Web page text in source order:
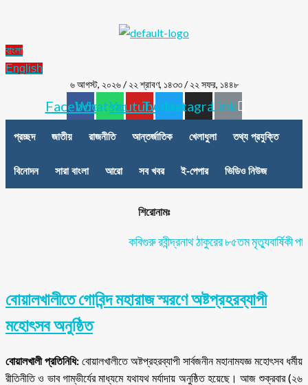
বাংলা
English
৬ আগস্ট, ২০২৬/২২ শ্রাবণ, ১৪৩৩/২২ সফর, ১৪৪৮
Facebook
Whatsapp
YoutubeTwitterInstagramLink
প্রচ্ছদ জাতীয় রাজনীতি আন্তর্জাতিক খেলাধুলা তথ্য প্রযুক্তি
বিনোদন সারা বাংলা আরো সব খবর ই-পেপার ভিডিও নিউজ
শিরোনামঃ
কবিগুরু রবীন্দ্রনাথ ঠাকুরের ৮৫তম মৃত্যুবার্ষিকী পালিত
বোয়ালখালীতে গোবিন্দ মহারাজ স্মরণে অষ্টপ্রহরব্যাপী
মহোৎসব অনুষ্ঠিত
বোয়ালখালী প্রতিনিধি: বোয়ালখালীতে অষ্টপ্রহরব্যাপী সার্বজনীন মহানামযজ্ঞ মহোৎসব ধর্মীয়
রীতিনীতি ও ভাব গাম্ভীর্যের মাধ্যমে যথাযথ মর্যাদায় অনুষ্ঠিত হয়েছে। আজ শুক্রবার (২৬